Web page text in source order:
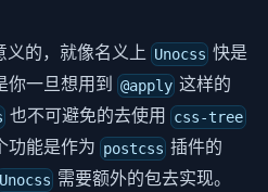
义的，就像名义上 Unocss 快是
你一旦想用到@apply 这样的
也不可避免的去使用 css-tree
功能是作为 postcss 插件的
Unocss 需要额外的包去实现。